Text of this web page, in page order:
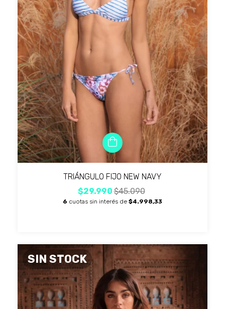
TRIÁNGULO FIJO NEW NAVY
$29.990$45.090
6 cuotas sin interés de $4.998,33
SIN STOCK